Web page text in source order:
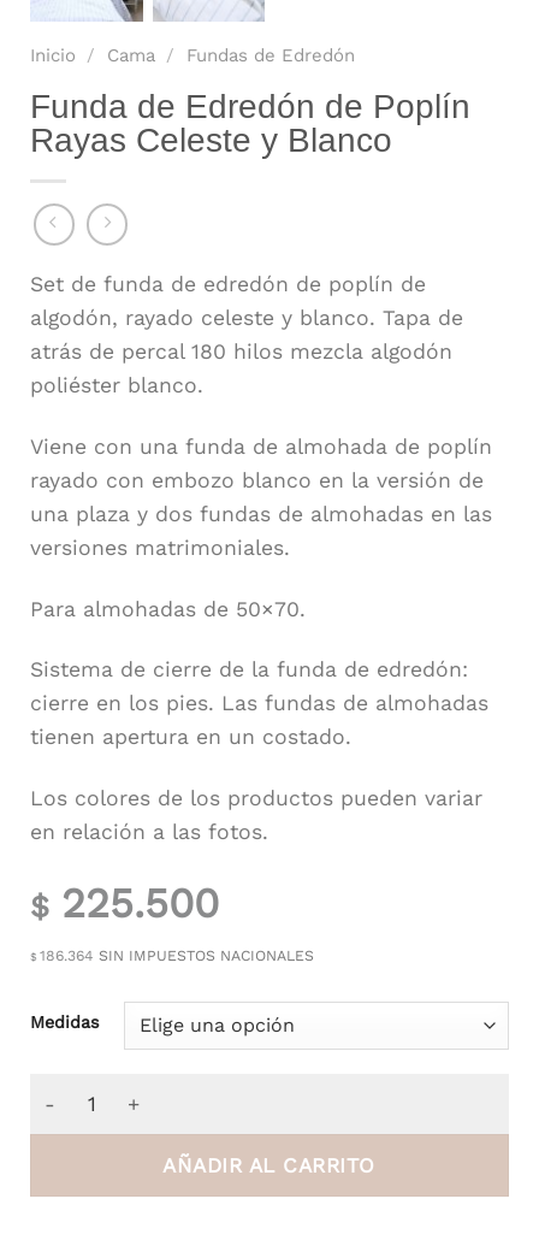
Inicio / Cama / Fundas de Edredón
Funda de Edredón de Poplín
Rayas Celeste y Blanco
Set de funda de edredón de poplín de
algodón, rayado celeste y blanco. Tapa de
atrás de percal 180 hilos mezcla algodón
poliéster blanco.
Viene con una funda de almohada de poplín
rayado con embozo blanco en la versión de
una plaza y dos fundas de almohadas en las
versiones matrimoniales.
Para almohadas de 50×70.
Sistema de cierre de la funda de edredón:
cierre en los pies. Las fundas de almohadas
tienen apertura en un costado.
Los colores de los productos pueden variar
en relación a las fotos.
$225.500
$186.364 SIN IMPUESTOS NACIONALES
Medidas
AÑADIR AL CARRITO